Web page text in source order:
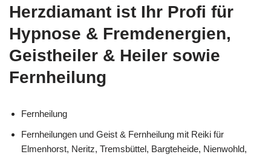
Herzdiamant ist Ihr Profi für
Hypnose & Fremdenergien,
Geistheiler & Heiler sowie
Fernheilung
Fernheilung
Fernheilungen und Geist & Fernheilung mit Reiki für
Elmenhorst, Neritz, Tremsbüttel, Bargteheide, Nienwohld,